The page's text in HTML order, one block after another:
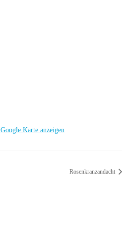
Google Karte anzeigen
Rosenkranzandacht